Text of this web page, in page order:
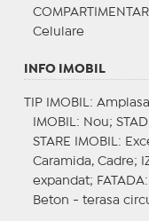
Celulare
INFO IMOBIL
TIP IMOBIL :
IMOBIL : Nou;
STARE IMOBIL :
Caramida, Cadre;
expandat; FATADA
Beton - terasa